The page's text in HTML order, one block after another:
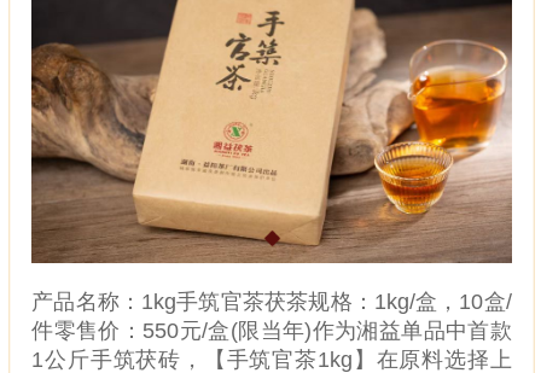
产品名称：1kg手筑官茶茯茶规格：1kg/盒，10盒/
件零售价：550元/盒(限当年)作为湘益单品中首款
1公斤手筑茯砖，【手筑官茶1kg】在原料选择上